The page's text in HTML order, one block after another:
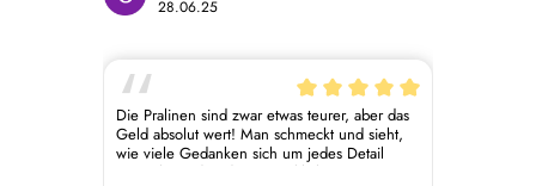
28.06.25
Die Pralinen sind zwar etwas teurer, aber das
Geld absolut wert! Man schmeckt und sieht,
wie viele Gedanken sich um jedes Detail
gemacht wird und es ist wirklich etwas